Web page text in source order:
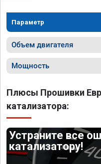
Параметр
Объем двигателя
Мощность
Плюсы Прошивки
катализатора:
Устраните все
катализатору!